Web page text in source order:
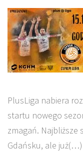
PlusLiga nabiera
startu nowego
zmagań.
Gdańsku, ale już(…)